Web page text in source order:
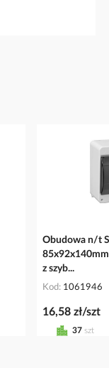
Obudowa n/t
z szyb...
Kod 1061946
16,58 zł/szt
37 szt